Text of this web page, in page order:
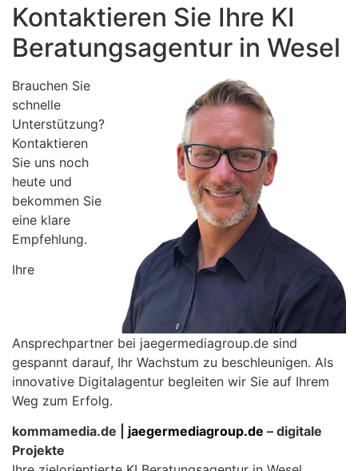
Kontaktieren Sie Ihre KI
Beratungsagentur in Wesel
Brauchen Sie
schnelle
Unterstützung?
Kontaktieren
Sie uns noch
heute und
bekommen Sie
eine klare
Empfehlung.
Ihre
Ansprechpartner bei jaegermediagroup.de sind
gespannt darauf, Ihr Wachstum zu beschleunigen. Als
innovative Digitalagentur begleiten wir Sie auf Ihrem
Weg zum Erfolg.
kommamedia.de | jaegermediagroup.de – digitale
Projekte